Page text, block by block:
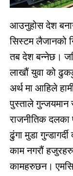
आउनुहोस देश
सिस्टम लैजानको
तब देश बन्नेछ।
लाखौं युवा को
अर्थ मा आहिले
पुस्ताले गुन्जयमान
राजनीतिक दलका
ढुंगा मुडा
काम नगरौं
कामहरुछन।